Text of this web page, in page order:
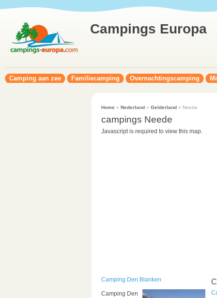
Campings Europa
Camping aan zee Familiecamping Overnachtingscamping
Home » Nederland» Gelderland» Neede
campings Neede
Javascript is required to view this map.
Camping Den Blanken
Camping Den